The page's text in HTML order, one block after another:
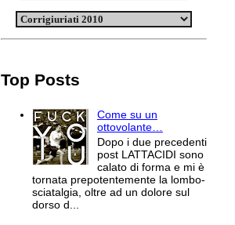
Top Posts
Come su un
ottovolante…
Dopo i due precedenti
post LATTACIDI sono
calato di forma e mi è
tornata prepotentemente la lombo-
sciatalgia, oltre ad un dolore sul
dorso d...